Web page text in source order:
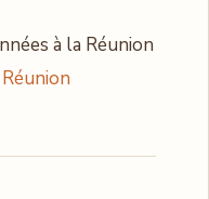
à la Réunion